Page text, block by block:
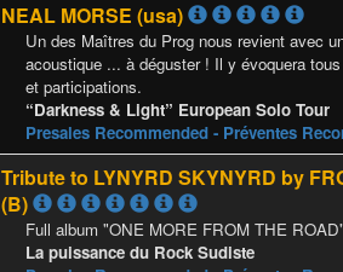
NEAL MORSE (usa)
Un des Maîtres du Prog nous revient avec
acoustique ... à déguster ! Il y évoquera
et participations.
“Darkness & Light” European Solo Tour
Presales Recommended - Préventes
Tribute to LYNYRD SKYNYRD by
(B)
Full album "ONE MORE FROM THE
La puissance du Rock Sudiste